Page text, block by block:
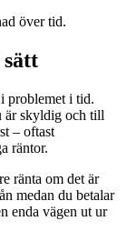
över tid.
problemet i tid.
är skyldig och till
– oftast
räntor.
ränta om det är
medan du betalar
enda vägen ut ur